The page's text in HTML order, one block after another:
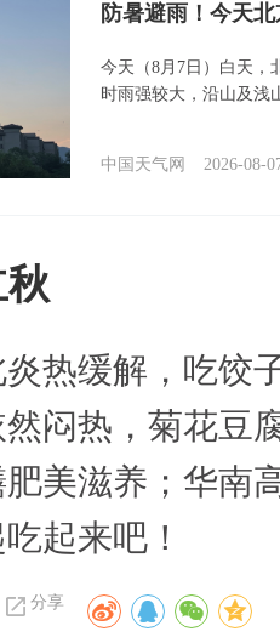
防暑避雨！今天
今天（8月7日）白天，
时雨强较大，沿山及浅
中国天气网 2026-08-
热缓解，吃饺
闷热，菊花豆
美滋养；华南
起来吧！
分享